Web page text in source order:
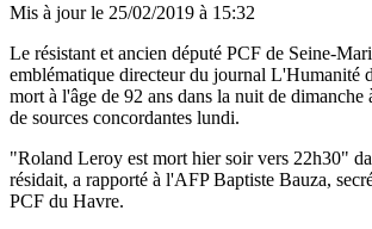
Mis à jour le 25/02/2019 à 15:32
Le résistant et ancien député PCF de Seine-
emblématique directeur du journal L'Humanité
mort à l'âge de 92 ans dans la nuit de
de sources concordantes lundi.
"Roland Leroy est mort hier soir vers 22h30"
résidait, a rapporté à l'AFP Baptiste Bauza,
PCF du Havre.